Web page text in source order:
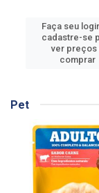
Faça seu
cadastre-se
ver preços
comprar
Pet